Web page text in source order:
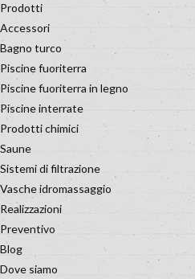
Prodotti
Accessori
Bagno turco
Piscine fuoriterra
Piscine fuoriterra in legno
Piscine interrate
Prodotti chimici
Saune
Sistemi di filtrazione
Vasche idromassaggio
Realizzazioni
Preventivo
Blog
Dove siamo